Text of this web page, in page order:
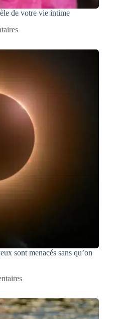
de votre vie intime
sont menacés sans qu’on